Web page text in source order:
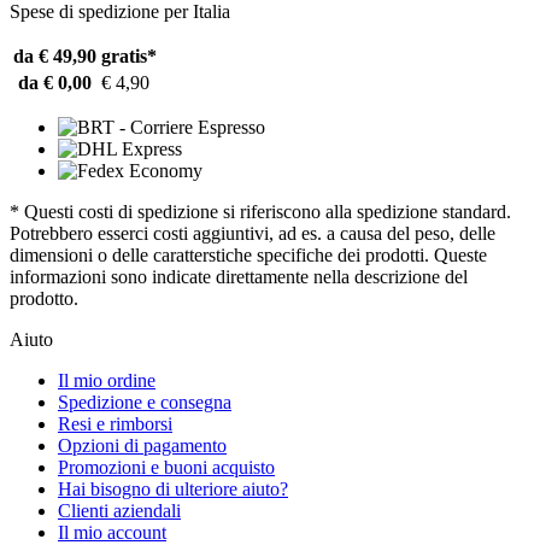
Spese di spedizione per Italia
da € 49,90 gratis*
da € 0,00 € 4,90
* Questi costi di spedizione si riferiscono alla spedizione standard.
Potrebbero esserci costi aggiuntivi, ad es. a causa del peso, delle
dimensioni o delle caratterstiche specifiche dei prodotti. Queste
informazioni sono indicate direttamente nella descrizione del
prodotto.
Aiuto
Il mio ordine
Spedizione e consegna
Resi e rimborsi
Opzioni di pagamento
Promozioni e buoni acquisto
Hai bisogno di ulteriore aiuto?
Clienti aziendali
Il mio account